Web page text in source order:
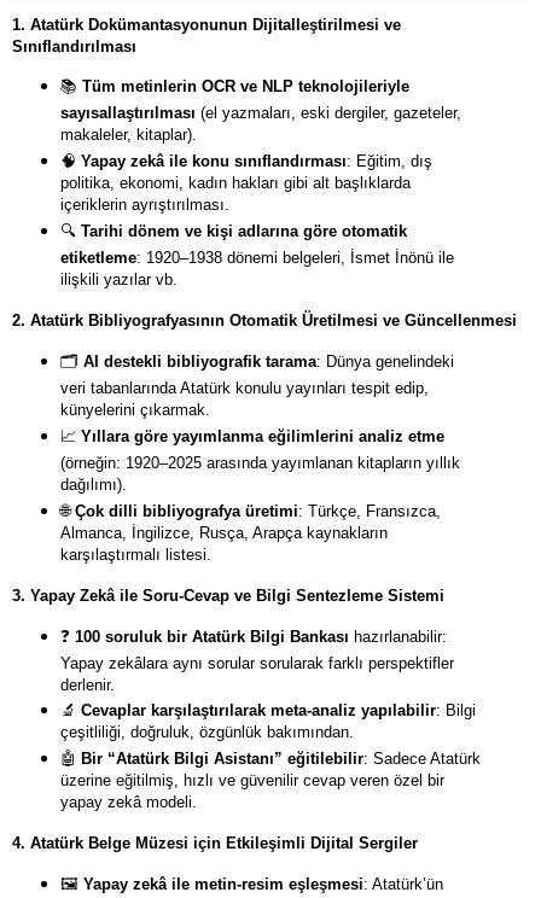
1. Atatürk Dokümantasyonunun Dijitalleştirilmesi ve
Sınıflandırılması
📚 Tüm metinlerin OCR ve NLP teknolojileriyle
sayısallaştırılması (el yazmaları, eski dergiler, gazeteler,
makaleler, kitaplar).
🧠 Yapay zekâ ile konu sınıflandırması: Eğitim, dış
politika, ekonomi, kadın hakları gibi alt başlıklarda
içeriklerin ayrıştırılması.
🔍 Tarihi dönem ve kişi adlarına göre otomatik
etiketleme: 1920–1938 dönemi belgeleri, İsmet İnönü ile
ilişkili yazılar vb.
2. Atatürk Bibliyografyasının Otomatik Üretilmesi ve Güncellenmesi
🗂 AI destekli bibliyografik tarama: Dünya genelindeki
veri tabanlarında Atatürk konulu yayınları tespit edip,
künyelerini çıkarmak.
📈 Yıllara göre yayımlanma eğilimlerini analiz etme
(örneğin: 1920–2025 arasında yayımlanan kitapların yıllık
dağılımı).
🌐 Çok dilli bibliyografya üretimi: Türkçe, Fransızca,
Almanca, İngilizce, Rusça, Arapça kaynakların
karşılaştırmalı listesi.
3. Yapay Zekâ ile Soru-Cevap ve Bilgi Sentezleme Sistemi
❓ 100 soruluk bir Atatürk Bilgi Bankası hazırlanabilir:
Yapay zekâlara aynı sorular sorularak farklı perspektifler
derlenir.
🔬 Cevaplar karşılaştırılarak meta-analiz yapılabilir: Bilgi
çeşitliliği, doğruluk, özgünlük bakımından.
🤖 Bir “Atatürk Bilgi Asistanı” eğitilebilir: Sadece Atatürk
üzerine eğitilmiş, hızlı ve güvenilir cevap veren özel bir
yapay zekâ modeli.
4. Atatürk Belge Müzesi için Etkileşimli Dijital Sergiler
🖼 Yapay zekâ ile metin-resim eşleşmesi: Atatürk’ün